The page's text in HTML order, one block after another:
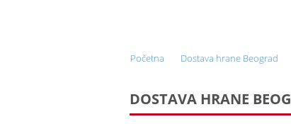
Početna Dostava hrane Beograd
DOSTAVA HRANE